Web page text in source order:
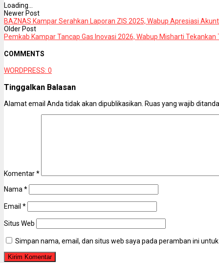
Loading...
Newer Post
BAZNAS Kampar Serahkan Laporan ZIS 2025, Wabup Apresiasi
Older Post
Pemkab Kampar Tancap Gas Inovasi 2026, Wabup Misharti
COMMENTS
WORDPRESS: 0
Tinggalkan Balasan
Alamat email Anda tidak akan dipublikasikan. Ruas yang wajib
Komentar*
Nama*
Email *
Situs Web
Simpan nama, email, dan situs web saya pada peramban ini